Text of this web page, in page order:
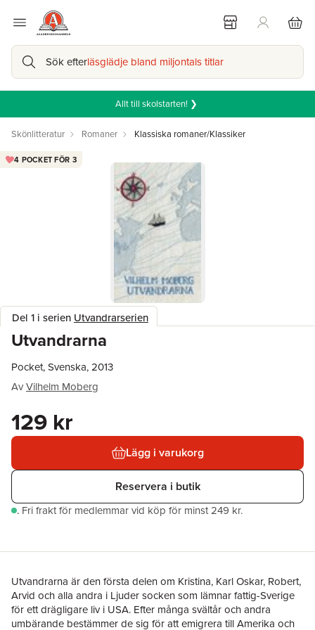
Sök efterläsglädje bland miljontals titlar
Allt till skolstarten! ❯
Skönlitteratur Romaner Klassiska romaner/Klassiker
Del 1 i serien Utvandrarserien
Utvandrarna
4 POCKET FÖR 3
Pocket, Svenska, 2013
AvVilhelm Moberg
129 kr
Lägg i varukorg
Reservera i butik
. Fri frakt för medlemmar vid köp för minst 249 kr.
Utvandrarna är den första delen om Kristina, Karl Oskar, Robert,
Arvid och alla andra i Ljuder socken som lämnar fattig-Sverige
för ett drägligare liv i USA. Efter många svältår och andra
umbärande bestämmer de sig för att emigrera till Amerika och